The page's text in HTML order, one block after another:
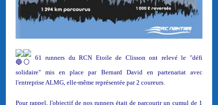
61 runners du RCN Etoile de Clisson ont relevé le "défi
solidaire" mis en place par Bernard David en partenariat avec
l'entreprise ALMG, elle-même représentée par 2 coureurs.
Pour rappel, l'objectif de nos runners était de parcourir un cumul de 1